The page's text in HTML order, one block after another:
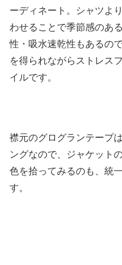
ーディネート。シャツよ
わせることで季節感のあ
性・吸水速乾性もあるの
を得られながらストレス
イルです。
襟元のグログランテープ
ングなので、ジャケット
色を拾ってみるのも、統
す。